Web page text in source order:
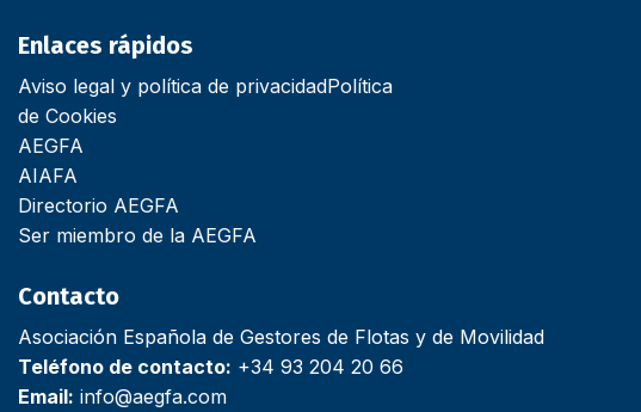
Enlaces rápidos
Aviso legal y política de privacidadPolítica
de Cookies
AEGFA
AIAFA
Directorio AEGFA
Ser miembro de la AEGFA
Contacto
Asociación Española de Gestores de Flotas y de Movilidad
Teléfono de contacto: +34 93 204 20 66
Email: info@aegfa.com